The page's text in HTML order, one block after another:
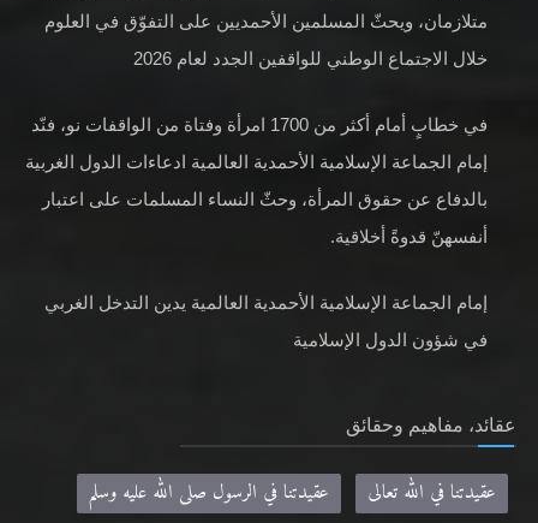
متلازمان، ويحثّ المسلمين الأحمديين على التفوّق في العلوم
خلال الاجتماع الوطني للواقفين الجدد لعام 2026
في خطابٍ أمام أكثر من 1700 امرأة وفتاة من الواقفات نو، فنّد
إمام الجماعة الإسلامية الأحمدية العالمية ادعاءات الدول الغربية
بالدفاع عن حقوق المرأة، وحثّ النساء المسلمات على اعتبار
أنفسهنّ قدوةً أخلاقية.
إمام الجماعة الإسلامية الأحمدية العالمية يدين التدخل الغربي
في شؤون الدول الإسلامية
عقائد، مفاهيم وحقائق
عقيدتنا في الله تعالى
عقيدتنا في الرسول صلى الله عليه وسلم